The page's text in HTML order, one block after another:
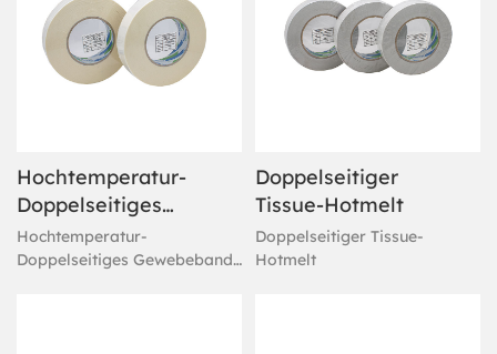
Hochtemperatur-
Doppelseitiges
Gewebeband
120 µm
Hochtemperatur-
Doppelseitiges Gewebeband
Doppelseitiger
Tissue-Hotmelt
Doppelseitiger Tissue-
Hotmelt